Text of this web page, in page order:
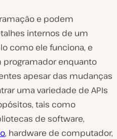
e podem
internos de um
como ele funciona, e
programador enquanto
apesar das mudanças
uma variedade de APIs
tais como
de software,
, hardware de computador,